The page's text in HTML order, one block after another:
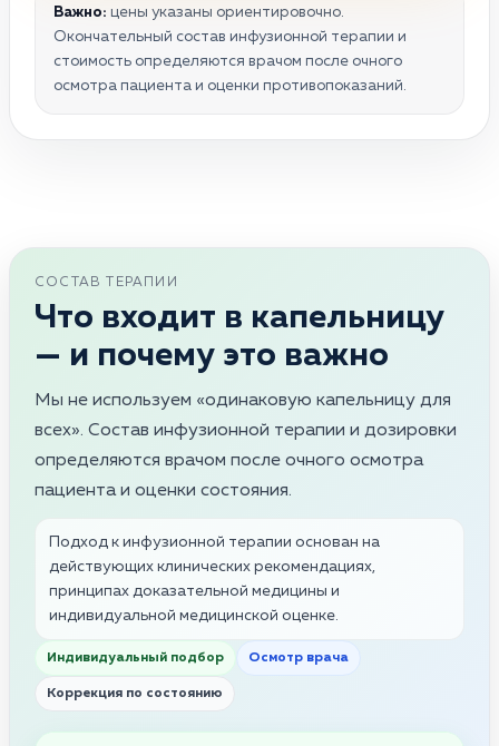
Важно: цены указаны ориентировочно.
Окончательный состав инфузионной терапии и
стоимость определяются врачом после очного
осмотра пациента и оценки противопоказаний.
СОСТАВ ТЕРАПИИ
Что входит в капельницу
— и почему это важно
Мы не используем «одинаковую капельницу для
всех». Состав инфузионной терапии и дозировки
определяются врачом после очного осмотра
пациента и оценки состояния.
Подход к инфузионной терапии основан на
действующих клинических рекомендациях,
принципах доказательной медицины и
индивидуальной медицинской оценке.
Индивидуальный подбор Осмотр врача
Коррекция по состоянию